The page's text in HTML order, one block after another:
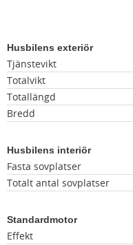
Husbilens exteriör
Tjänstevikt
Totalvikt
Totallängd
Bredd
Husbilens interiör
Fasta sovplatser
Totalt antal sovplatser
Standardmotor
Effekt